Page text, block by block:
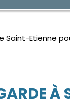
Saint-Etienne
À